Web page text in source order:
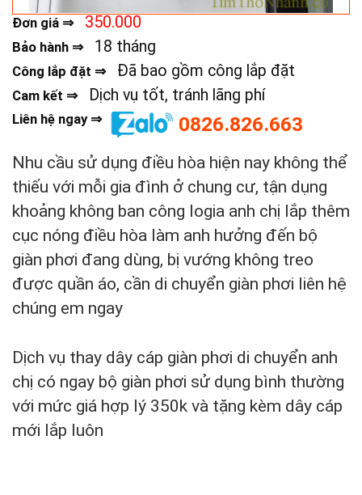
Đơn giá ⇒ 350.000
Bảo hành ⇒ 18 tháng
Công lắp đặt ⇒ Đã bao gồm công lắp đặt
Cam kết ⇒ Dịch vụ tốt, tránh lãng phí
Liên hệ ngay ⇒ 0826.826.663
Nhu cầu sử dụng điều hòa hiện nay không thể
thiếu với mỗi gia đình ở chung cư, tận dụng
khoảng không ban công logia anh chị lắp thêm
cục nóng điều hòa làm anh hưởng đến bộ
giàn phơi đang dùng, bị vướng không treo
được quần áo, cần di chuyển giàn phơi liên hệ
chúng em ngay
Dịch vụ thay dây cáp giàn phơi di chuyển anh
chị có ngay bộ giàn phơi sử dụng bình thường
với mức giá hợp lý 350k và tặng kèm dây cáp
mới lắp luôn